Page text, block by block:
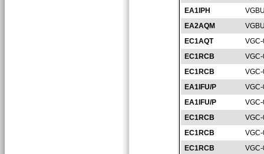
EA1IPH
EA2AQM
EC1AQT
EC1RCB
EC1RCB
EA1IFU/P
EA1IFU/P
EC1RCB
EC1RCB
EC1RCB